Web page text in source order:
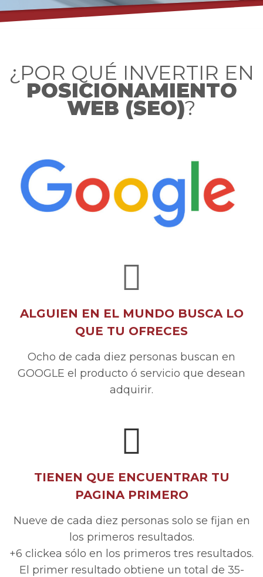
¿POR QUÉ INVERTIR EN
POSICIONAMIENTO
WEB (SEO)?
ALGUIEN EN EL MUNDO BUSCA LO
QUE TU OFRECES
Ocho de cada diez personas buscan en
GOOGLE el producto ó servicio que desean
adquirir.
TIENEN QUE ENCUENTRAR TU
PAGINA PRIMERO
Nueve de cada diez personas solo se fijan en
los primeros resultados.
+6 clickea sólo en los primeros tres resultados.
El primer resultado obtiene un total de 35-